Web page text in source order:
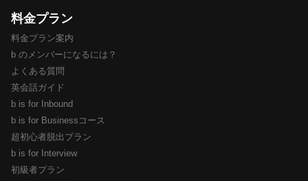
料金プラン
料金プラン案内
b のメンバーになるには？
よくある質問
英会話ガイド
b is for Inbound
b is for Businessコース
超初心者脱出プラン
b is for Interview
初級者プラン